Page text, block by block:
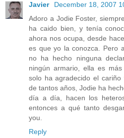
Javier
December 18, 2007
Adoro a Jodie Foster,
ha caido bien, y tenía
ahora nos ocupa, desde
es que yo la conozca. Pero
no ha hecho ninguna
ningún armario, ella es
solo ha agradecido el
de tantos años, Jodie ha
día a día, hacen los
entonces a qué tanto
you.
Reply